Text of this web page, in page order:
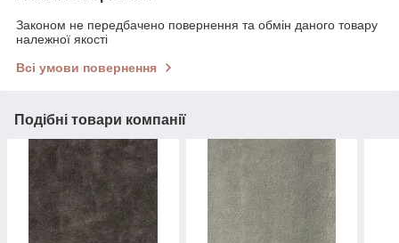
Законом не передбачено повернення та обмін даного товару
належної якості
Всі умови повернення
Подібні товари компанії